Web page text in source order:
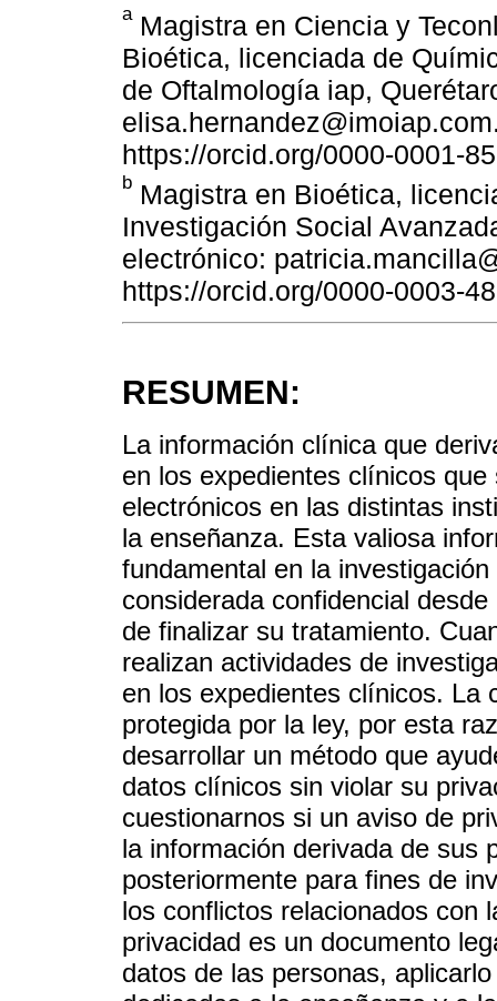
aMagistra en Ciencia y
Bioética, licenciada de
de Oftalmología iap,
https://orcid.org/0000-0001-
b Magistra en Bioética,
Investigación Social
electrónico:
https://orcid.org/0000-0003-
RESUMEN:
La información clínica que
en los expedientes clínicos
electrónicos en las distintas
la enseñanza. Esta valiosa
fundamental en la
considerada confidencial
de finalizar su tratamiento.
realizan actividades de
en los expedientes clínicos. La
protegida por la ley, por esta
desarrollar un método que
datos clínicos sin violar su
cuestionarnos si un aviso de
la información derivada de sus
posteriormente para fines de
los conflictos relacionados con
privacidad es un documento
datos de las personas,